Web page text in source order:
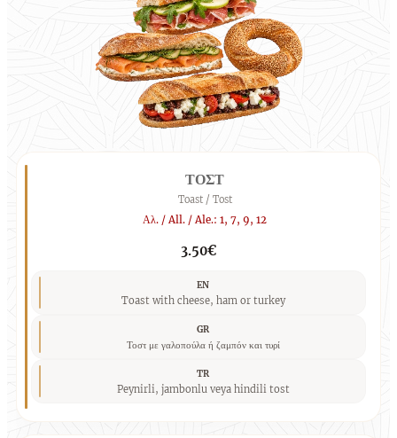
ΤΟΣΤ
Toast / Tost
Αλ. / All. / Ale.: 1, 7, 9, 12
3.50€
EN
Toast with cheese, ham or turkey
GR
Τοστ με γαλοπούλα ή ζαμπόν και τυρί
TR
Peynirli, jambonlu veya hindili tost